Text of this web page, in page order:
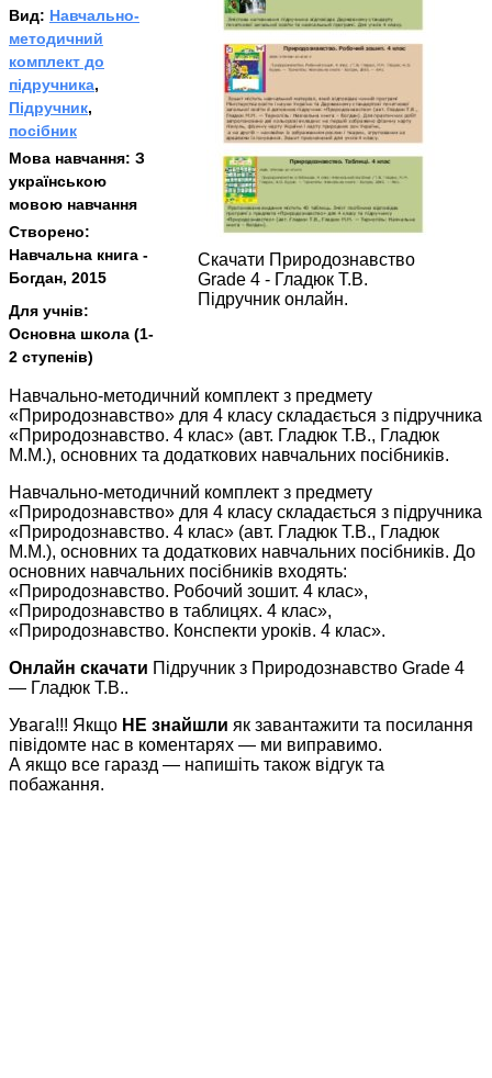
Скачати Природознавство
Grade 4 - Гладюк Т.В.
Підручник онлайн.
Вид: Навчально-
методичний
комплект до
підручника,
Підручник,
посібник
Мова навчання: З
українською
мовою навчання
Створено:
Навчальна книга -
Богдан, 2015
Для учнів:
Основна школа (1-
2 ступенів)
Навчально-методичний комплект з предмету
«Природознавство» для 4 класу складається з підручника
«Природознавство. 4 клас» (авт. Гладюк Т.В., Гладюк
М.М.), основних та додаткових навчальних посібників.
Навчально-методичний комплект з предмету
«Природознавство» для 4 класу складається з підручника
«Природознавство. 4 клас» (авт. Гладюк Т.В., Гладюк
М.М.), основних та додаткових навчальних посібників. До
основних навчальних посібників входять:
«Природознавство. Робочий зошит. 4 клас»,
«Природознавство в таблицях. 4 клас»,
«Природознавство. Конспекти уроків. 4 клас».
Онлайн скачати Підручник з Природознавство Grade 4
— Гладюк Т.В..
Увага!!! Якщо НЕ знайшли як завантажити та посилання
півідомте нас в коментарях — ми виправимо.
А якщо все гаразд — напишіть також відгук та
побажання.